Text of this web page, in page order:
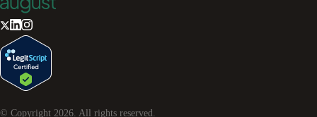
© Copyright 2026. All rights reserved.